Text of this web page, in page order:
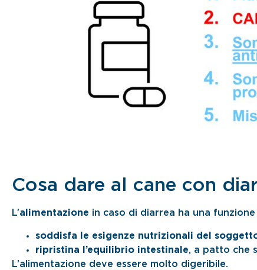
Cosa dare al cane con
L’alimentazione in caso di diarrea ha una
soddisfa le esigenze nutrizionali del
ripristina l’equilibrio intestinale, a patto che
L’alimentazione deve essere molto digeribile.